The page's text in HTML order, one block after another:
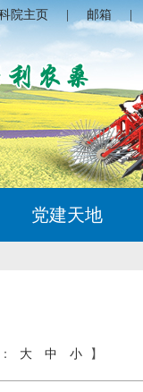
院主页 邮箱
党建天地
大 中 小 】